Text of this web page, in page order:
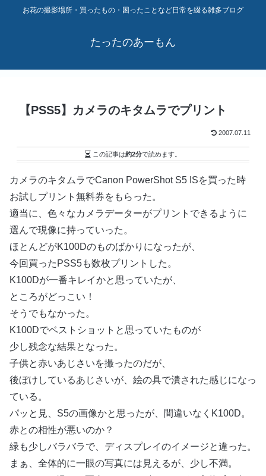
お花の撮影場所・買ったもの・困ったことなど日常を綴る雑多ブログ
たったのあーもん
【PSS5】カメラのキタムラでプリント
2007.07.11
この記事は約2分で読めます。
カメラのキタムラでCanon PowerShot S5 ISを買った時
お試しプリント無料券をもらった。
適当に、色々なカメラデーターがプリントできるように
選んで現像に持っていった。
ほとんどがK100Dのものばかりになったが、
今回買ったPSS5も数枚プリントした。
K100Dが一番キレイかと思っていたが、
ところがどっこい！
そうでもなかった。
K100Dでベストショットと思っていたものが
少し残念な結果となった。
子供と赤いあじさいを撮ったのだが、
後ぼけしているあじさいが、絵の具で潰された感じになっ
ている。
パッと見、S5の画像かと思ったが、間違いなくK100D。
赤との相性が悪いのか？
緑も少しバラバラで、ディスプレイのイメージと違った。
まぁ、全体的に一眼の写真には見えるが、少し不満。